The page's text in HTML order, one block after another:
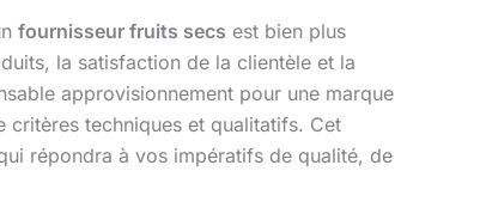
fournisseur fruits secs est bien plus
la satisfaction de la clientèle et la
approvisionnement pour une marque
critères techniques et qualitatifs. Cet
répondra à vos impératifs de qualité, de